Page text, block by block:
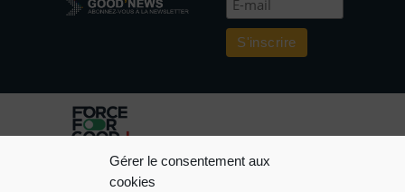
Gérer le consentement aux
cookies
Téléphone : +33 (0)1 47